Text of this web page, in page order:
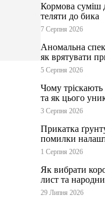
Кормова суміш
теляти до бика
7 Серпня 2026
Аномальна
як врятувати
5 Серпня 2026
Чому тріскають
та як цього
3 Серпня 2026
Прикатка
помилки
1 Серпня 2026
Як вибрати
лист та
29 Липня 2026